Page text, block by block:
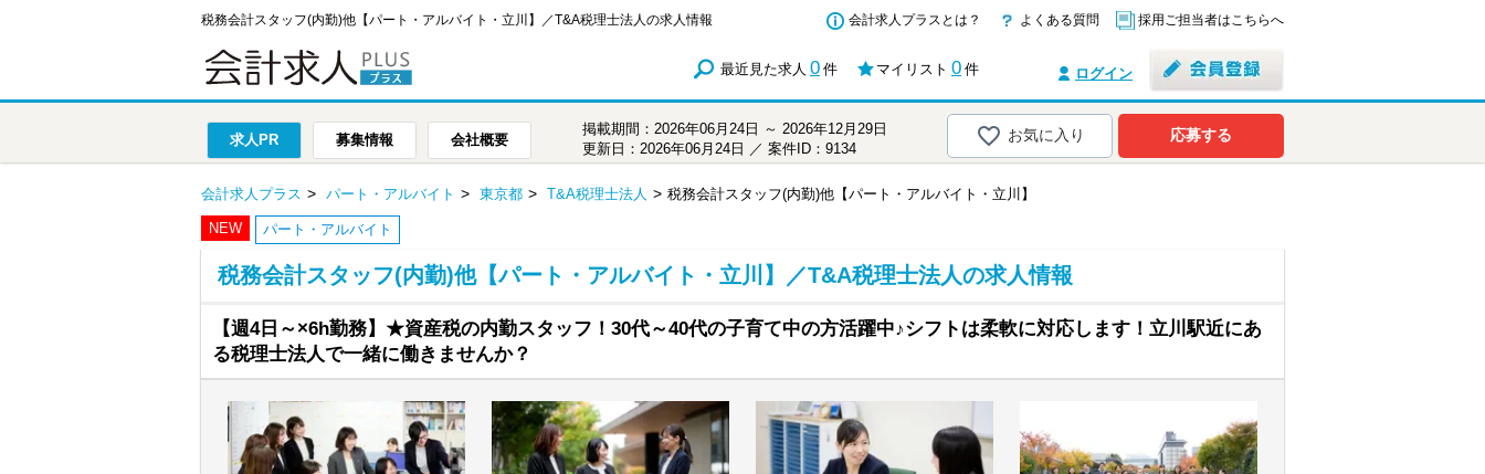
税務会計スタッフ(内勤)他【パート・アルバイト・立川】／T&A税理士法人の求人情報 会計求人プラスとは？ よくある質問 採用ご担当者はこちらへ
最近見た求人 0 件 マイリスト 0 件 ログイン
求人PR 募集情報 会社概要
掲載期間：2026年06月24日 ～ 2026年12月29日
更新日：2026年06月24日 ／ 案件ID：9134
お気に入り 応募する
会計求人プラス パート・アルバイト 東京都 T&A税理士法人 税務会計スタッフ(内勤)他【パート・アルバイト・立川】
NEW パート・アルバイト
税務会計スタッフ(内勤)他【パート・アルバイト・立川】／T&A税理士法人の求人情報
【週4日～×6h勤務】★資産税の内勤スタッフ！30代～40代の子育て中の方活躍中♪シフトは柔軟に対応します！立川駅近にあ
る税理士法人で一緒に働きませんか？